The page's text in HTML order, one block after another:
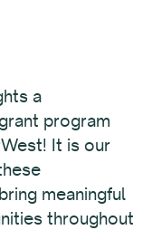
a
program
It is our
meaningful
throughout